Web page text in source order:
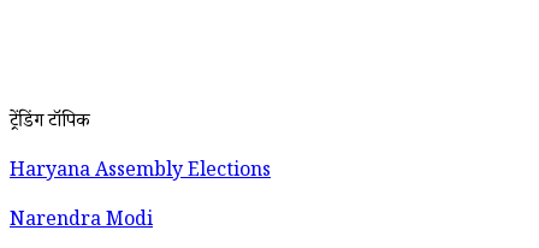
ट्रेंडिंग टॉपिक
Haryana Assembly Elections
Narendra Modi